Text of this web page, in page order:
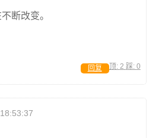
断改变。
顶: 2 踩: 0
回复